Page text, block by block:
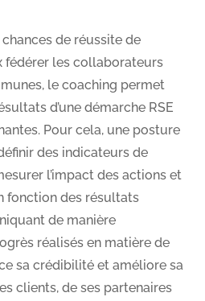
de réussite de
fédérer les collaborateurs
le coaching permet
d’une démarche RSE
Pour cela, une posture
des indicateurs de
l’impact des actions et
fonction des résultats
de manière
réalisés en matière de
sa crédibilité et améliore sa
clients, de ses partenaires